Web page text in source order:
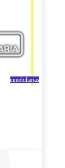
inmobiliarias